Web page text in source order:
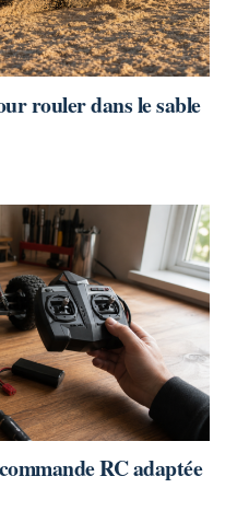
rouler dans le sable
RC adaptée